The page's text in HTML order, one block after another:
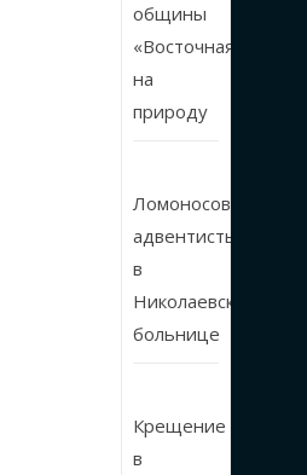
общины
«Восточная»
на
природу
Ломоносовские
адвентисты
в
Николаевской
больнице
Крещение
в